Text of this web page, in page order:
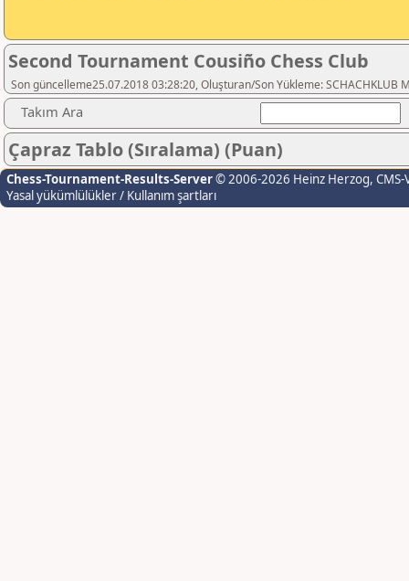
Second Tournament Cousiño Chess Club
Son güncelleme25.07.2018 03:28:20, Oluşturan/Son Yükleme: SCHACHKLUB
Takım Ara
Çapraz Tablo (Sıralama) (Puan)
Chess-Tournament-Results-Server© 2006-2026 Heinz Herzog,
Yasal yükümlülükler / Kullanım şartları